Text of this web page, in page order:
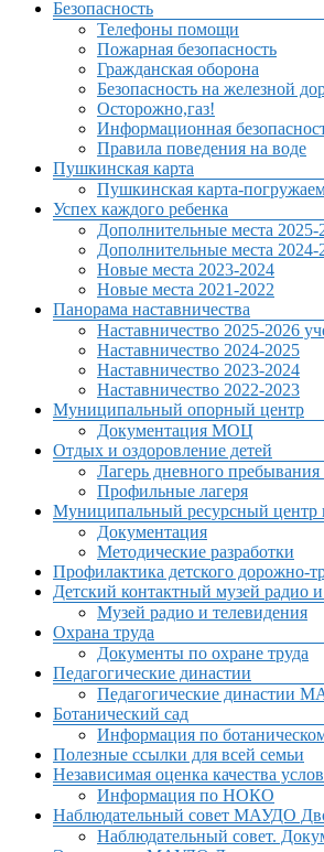
Безопасность
Телефоны помощи
Пожарная безопасность
Гражданская оборона
Безопасность на железной
Осторожно,газ!
Информационная
Правила поведения на воде
Пушкинская карта
Пушкинская карта-
Успех каждого ребенка
Дополнительные места 2025-
Дополнительные места 2024-
Новые места 2023-2024
Новые места 2021-2022
Панорама наставничества
Наставничество 2025-2026
Наставничество 2024-2025
Наставничество 2023-2024
Наставничество 2022-2023
Муниципальный опорный центр
Документация МОЦ
Отдых и оздоровление детей
Лагерь дневного
Профильные лагеря
Муниципальный ресурсный центр
Документация
Методические разработки
Профилактика детского дорожно-
Детский контактный музей радио
Музей радио и телевидения
Охрана труда
Документы по охране труда
Педагогические династии
Педагогические династии
Ботанический сад
Информация по
Полезные ссылки для всей семьи
Независимая оценка качества
Информация по НОКО
Наблюдательный совет МАУДО
Наблюдательный совет.